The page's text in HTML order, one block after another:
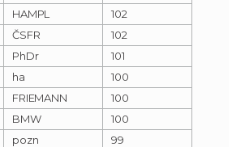
HAMPL
102
ČSFR
102
PhDr
101
ha
100
FRIEMANN
100
BMW
100
pozn
99